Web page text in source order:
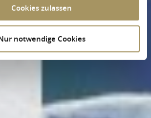
Cookies zulassen
notwendige Cookies